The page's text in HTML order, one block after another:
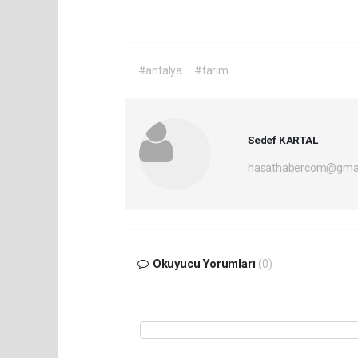
#antalya #tarım
Sedef KARTAL
Okuyucu Yorumları (0)